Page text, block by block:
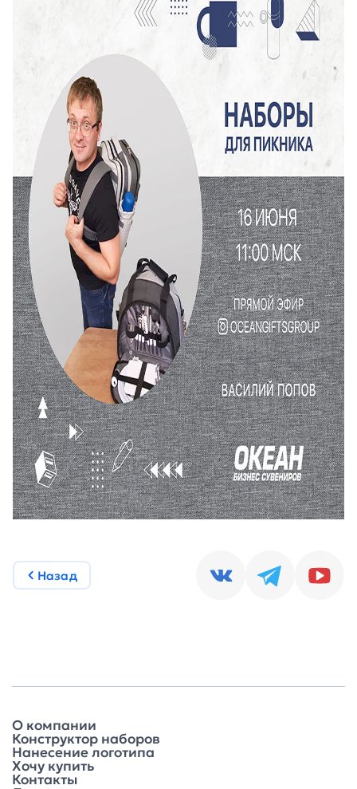
Назад
О компании
Конструктор наборов
Нанесение логотипа
Хочу купить
Контакты